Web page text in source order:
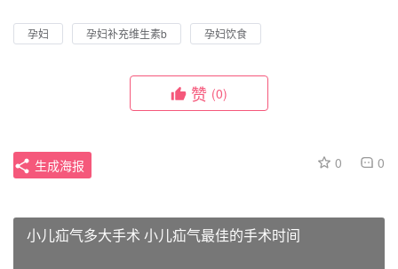
孕妇 孕妇补充维生素b 孕妇饮食
赞 (0)
0 0
生成海报
小儿疝气多大手术 小儿疝气最佳的手术时间